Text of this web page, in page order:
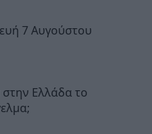
7 Αυγούστου
Ελλάδα το